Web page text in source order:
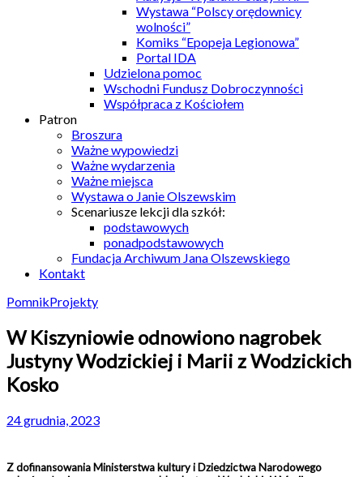
Wystawa “Polscy orędownicy
wolności”
Komiks “Epopeja Legionowa”
Portal IDA
Udzielona pomoc
Wschodni Fundusz Dobroczynności
Współpraca z Kościołem
Patron
Broszura
Ważne wypowiedzi
Ważne wydarzenia
Ważne miejsca
Wystawa o Janie Olszewskim
Scenariusze lekcji dla szkół:
podstawowych
ponadpodstawowych
Fundacja Archiwum Jana Olszewskiego
Kontakt
PomnikProjekty
W Kiszyniowie odnowiono nagrobek
Justyny Wodzickiej i Marii z Wodzickich
Kosko
24 grudnia, 2023
Z dofinansowania Ministerstwa kultury i Dziedzictwa Narodowego